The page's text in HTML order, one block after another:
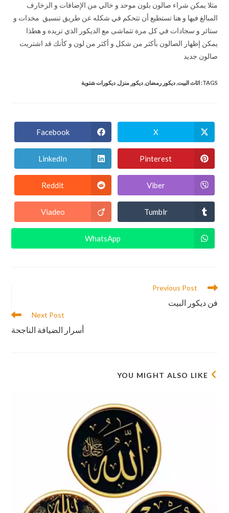
مثلا يمكن شراء صالون بلون موحد و خالي من الإضافات و الزخارف
المبالغ فيها و هنا تستطيع أن تتحكم في شكله عن طريق تنسيق مخدات و
ستائر و سجادات في كل مرة تتماشى مع الديكور الذي تريده و هطذا
يمكن إظهار الصالون بأكثر من شكل و أكثر من لون و كأنك قد اشتريت
صالون جديد
TAGS
: اثاث البيت ديكور رمضان ديكور منزل ديكورات شتوية
X
Facebook
Pinterest
LinkedIn
Viber
Reddit
Tumblr
Viadeo
WhatsApp
Previous Post
فن ديكور البيت
Next Post
أسرار الضيافة الناجحة
YOU MIGHT ALSO LIKE